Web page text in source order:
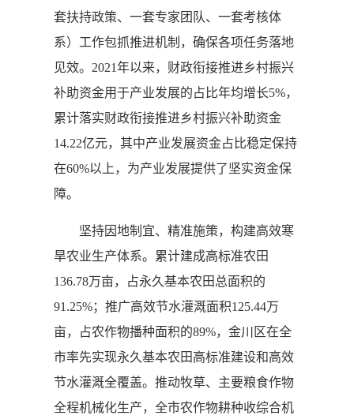
套扶持政策、一套专家团队、一套考核体
系）工作包抓推进机制，确保各项任务落地
见效。2021年以来，财政衔接推进乡村振兴
补助资金用于产业发展的占比年均增长5%，
累计落实财政衔接推进乡村振兴补助资金
14.22亿元，其中产业发展资金占比稳定保持
在60%以上，为产业发展提供了坚实资金保
障。
坚持因地制宜、精准施策，构建高效寒
旱农业生产体系。累计建成高标准农田
136.78万亩，占永久基本农田总面积的
91.25%；推广高效节水灌溉面积125.44万
亩，占农作物播种面积的89%，金川区在全
市率先实现永久基本农田高标准建设和高效
节水灌溉全覆盖。推动牧草、主要粮食作物
全程机械化生产，全市农作物耕种收综合机